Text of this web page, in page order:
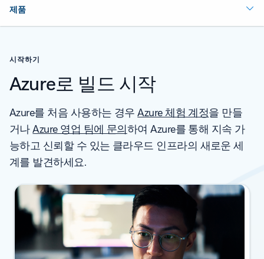
제품
시작하기
Azure로 빌드 시작
Azure를 처음 사용하는 경우Azure 체험 계정을 만들
거나Azure 영업 팀에 문의하여 Azure를 통해 지속 가
능하고 신뢰할 수 있는 클라우드 인프라의 새로운 세
계를 발견하세요.